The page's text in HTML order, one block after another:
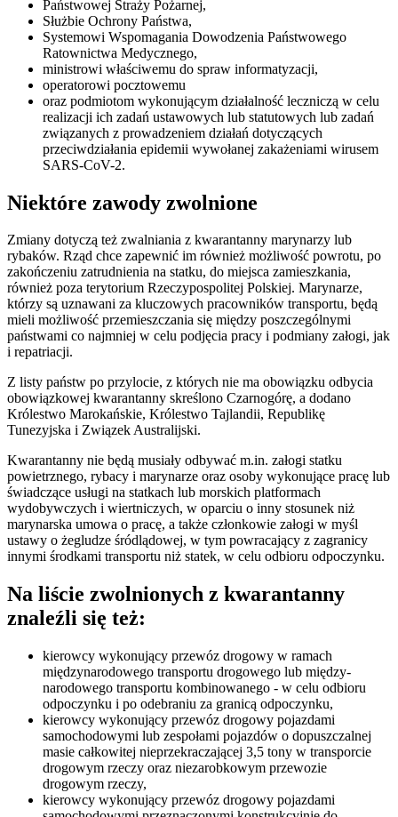
Państwowej Straży Pożarnej,
Służbie Ochrony Państwa,
Systemowi Wspomagania Dowodzenia Państwowego
Ratownictwa Medycznego,
ministrowi właściwemu do spraw informatyzacji,
operatorowi pocztowemu
oraz podmiotom wykonującym działalność leczniczą w celu
realizacji ich zadań ustawowych lub statutowych lub zadań
związanych z prowadzeniem działań dotyczących
przeciwdziałania epidemii wywołanej zakażeniami wirusem
SARS-CoV-2.
Niektóre zawody zwolnione
Zmiany dotyczą też zwalniania z kwarantanny marynarzy lub
rybaków. Rząd chce zapewnić im również możliwość powrotu, po
zakończeniu zatrudnienia na statku, do miejsca zamieszkania,
również poza terytorium Rzeczypospolitej Polskiej. Marynarze,
którzy są uznawani za kluczowych pracowników transportu, będą
mieli możliwość przemieszczania się między poszczególnymi
państwami co najmniej w celu podjęcia pracy i podmiany załogi, jak
i repatriacji.
Z listy państw po przylocie, z których nie ma obowiązku odbycia
obowiązkowej kwarantanny skreślono Czarnogórę, a dodano
Królestwo Marokańskie, Królestwo Tajlandii, Republikę
Tunezyjska i Związek Australijski.
Kwarantanny nie będą musiały odbywać m.in. załogi statku
powietrznego, rybacy i marynarze oraz osoby wykonujące pracę lub
świadczące usługi na statkach lub morskich platformach
wydobywczych i wiertniczych, w oparciu o inny stosunek niż
marynarska umowa o pracę, a także członkowie załogi w myśl
ustawy o żegludze śródlądowej, w tym powracający z zagranicy
innymi środkami transportu niż statek, w celu odbioru odpoczynku.
Na liście zwolnionych z kwarantanny
znaleźli się też:
kierowcy wykonujący przewóz drogowy w ramach
międzynarodowego transportu drogowego lub między­
narodowego transportu kombinowanego - w celu odbioru
odpoczynku i po odebraniu za granicą odpoczynku,
kierowcy wykonujący przewóz drogowy pojazdami
samochodowymi lub zespołami pojazdów o dopuszczalnej
masie całkowitej nieprzekraczającej 3,5 tony w transporcie
drogowym rzeczy oraz niezarobkowym przewozie
drogowym rzeczy,
kierowcy wykonujący przewóz drogowy pojazdami